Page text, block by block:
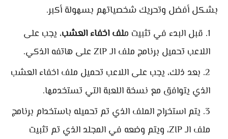
بشكل أفضل وتحريك شخصياتهم بسهولة أكبر.
قبل البدء في تثبيت ملف اخفاء العشب، يجب على
اللاعب تحميل برنامج ملف الـ ZIP على هاتفه الذكي.
بعد ذلك، يجب على اللاعب تحميل ملف اخفاء العشب
الذي يتوافق مع نسخة اللعبة التي تستخدمها.
يتم استخراج الملف الذي تم تحميله باستخدام برنامج
ملف الـ ZIP، ويتم وضعه في المجلد الذي تم تثبيت